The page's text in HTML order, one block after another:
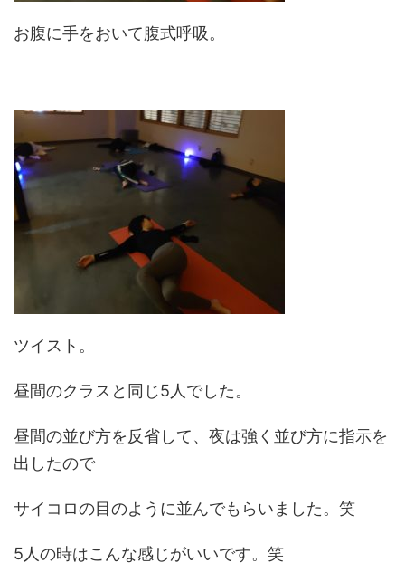
お腹に手をおいて腹式呼吸。
ツイスト。
昼間のクラスと同じ5人でした。
昼間の並び方を反省して、夜は強く並び方に指示を
出したので
サイコロの目のように並んでもらいました。笑
5人の時はこんな感じがいいです。笑